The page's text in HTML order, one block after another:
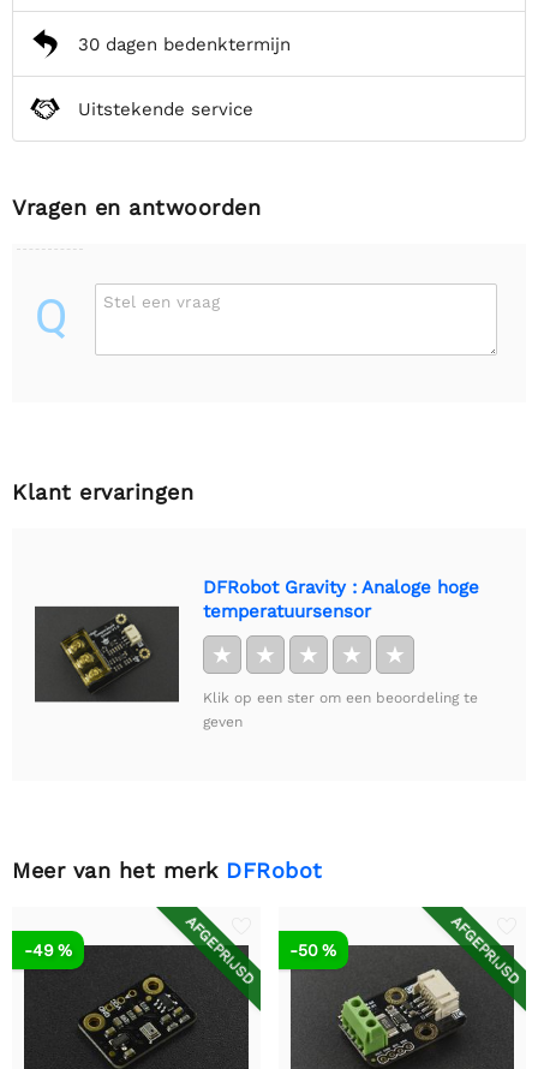
30 dagen bedenktermijn
Uitstekende service
Vragen en antwoorden
Q Stel een vraag
Klant ervaringen
DFRobot Gravity : Analoge hoge
temperatuursensor
★ ★ ★ ★ ★
Klik op een ster om een beoordeling te
geven
Meer van het merk DFRobot
AFGEPRIJSD
-49 % AFGEPRIJSD
-50 %